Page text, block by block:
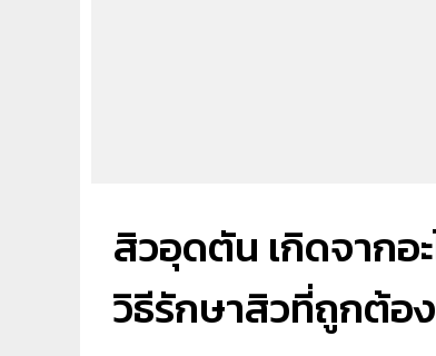
สิวอุดตัน เกิดจากอ
วิธีรักษาสิวที่ถูกต้อ